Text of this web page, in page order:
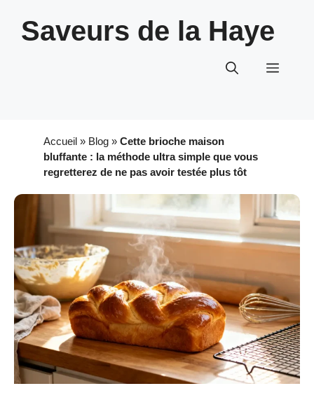
contenuSaveurs de la Haye
Menu
Accueil » Blog »Cette brioche maison
bluffante : la méthode ultra simple que vous
regretterez de ne pas avoir testée plus tôt